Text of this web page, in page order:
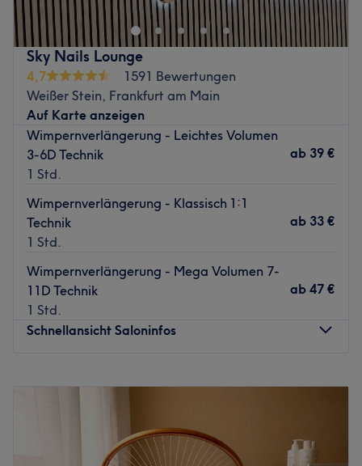
Sky Nails Lounge
4,7
1591 Bewertungen
Weißer Stein, Frankfurt am Main
Auf Karte anzeigen
Wimpernverlängerung - Leichtes Volumen
3-6D Technik
1 Std.
ab 39 €
Wimpernverlängerung - Klassisch 1:1
Technik
1 Std.
ab 33 €
Wimpernverlängerung - Mega Volumen 7-
11D Technik
1 Std.
ab 47 €
Schnellansicht Saloninfos
21:00